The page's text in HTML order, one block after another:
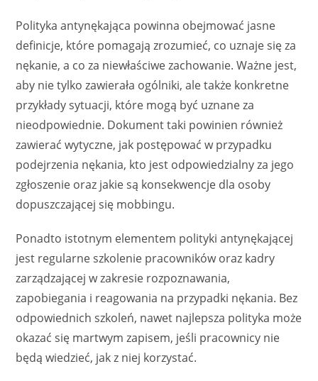
Polityka antynękająca powinna obejmować jasne
definicje, które pomagają zrozumieć, co uznaje się za
nękanie, a co za niewłaściwe zachowanie. Ważne jest,
aby nie tylko zawierała ogólniki, ale także konkretne
przykłady sytuacji, które mogą być uznane za
nieodpowiednie. Dokument taki powinien również
zawierać wytyczne, jak postępować w przypadku
podejrzenia nękania, kto jest odpowiedzialny za jego
zgłoszenie oraz jakie są konsekwencje dla osoby
dopuszczającej się mobbingu.
Ponadto istotnym elementem polityki antynękającej
jest regularne szkolenie pracowników oraz kadry
zarządzającej w zakresie rozpoznawania,
zapobiegania i reagowania na przypadki nękania. Bez
odpowiednich szkoleń, nawet najlepsza polityka może
okazać się martwym zapisem, jeśli pracownicy nie
będą wiedzieć, jak z niej korzystać.